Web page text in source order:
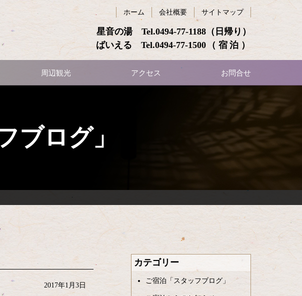
星音の湯 Tel.0494-77-1188 （日帰り）
ばいえる Tel.0494-77-1500 （宿泊）
ホーム 会社概要 サイトマップ
周辺観光 アクセス お問合せ
ブログ」
カテゴリー
ご宿泊「スタッフブログ」
2017年1月3日